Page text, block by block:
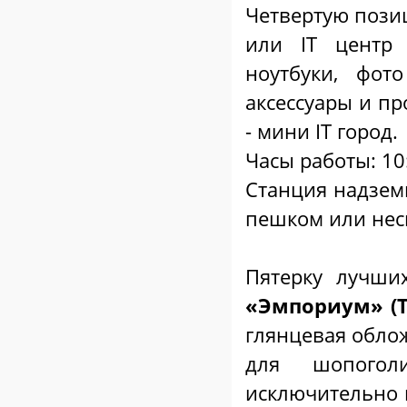
Четвертую
или IT
ноутбуки,
аксессуары и
- мини IT город.
Часы работы:
Станция
пешком или
Пятерку
«Эмпориум»
глянцевая
для